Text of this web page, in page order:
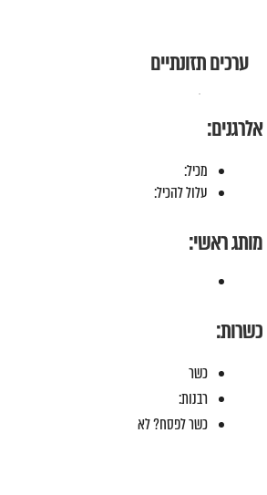
ערכים תזונתיים
אלרגנים:
מכיל:
עלול להכיל:
מותג ראשי:
כשרות:
כשר
רבנות:
כשר לפסח? לא